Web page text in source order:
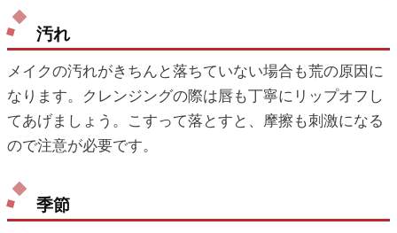
汚れ
メイクの汚れがきちんと落ちていない場合も荒の原因に
なります。クレンジングの際は唇も丁寧にリップオフし
てあげましょう。こすって落とすと、摩擦も刺激になる
ので注意が必要です。
季節